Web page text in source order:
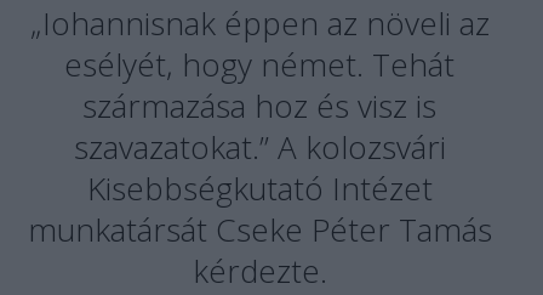
„Iohannisnak éppen az növeli az
esélyét, hogy német. Tehát
származása hoz és visz is
szavazatokat.” A kolozsvári
Kisebbségkutató Intézet
munkatársát Cseke Péter Tamás
kérdezte.